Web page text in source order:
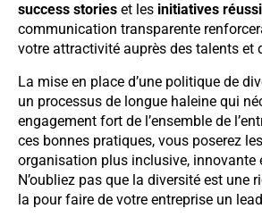
success stories et les initiatives
communication transparente
votre attractivité auprès des talents et
La mise en place d’une politique de
un processus de longue haleine qui
engagement fort de l’ensemble de
ces bonnes pratiques, vous poserez
organisation plus inclusive, innovante
N’oubliez pas que la diversité est une
la pour faire de votre entreprise un